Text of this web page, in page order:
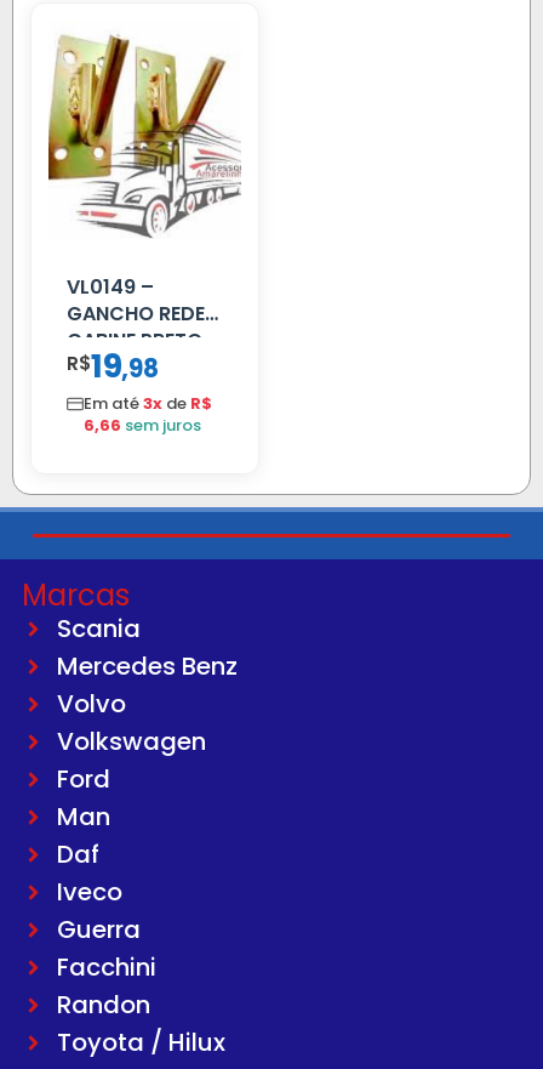
VL0149 –
GANCHO REDE
CABINE PRETO
R$19,98
Em até3x de R$
6,66 sem juros
Marcas
Scania
Mercedes Benz
Volvo
Volkswagen
Ford
Man
Daf
Iveco
Guerra
Facchini
Randon
Toyota / Hilux